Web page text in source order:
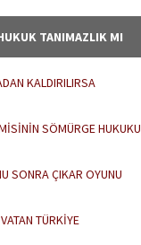
TANIMAZLIK MI
KALDIRILIRSA
SÖMÜRGE HUKUKU
SONRA ÇIKAR OYUNU
TÜRKİYE